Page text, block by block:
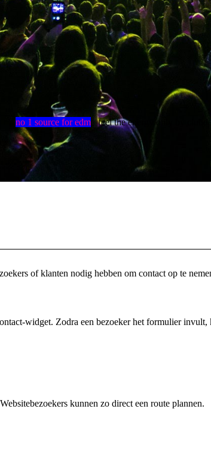
no 1 source for edm feel the energy only by
of klanten nodig hebben om contact op te
widget. Zodra een bezoeker het formulier
kunnen zo direct een route plannen.